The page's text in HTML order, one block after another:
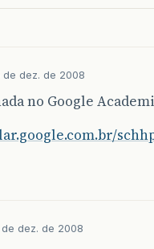
de dez. de 2008
no Google
de dez. de 2008